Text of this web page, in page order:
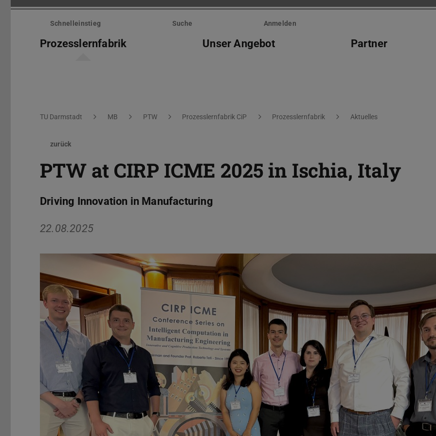
Menü
überspringenSchnelleinstieg Suche Anmelden
Prozesslernfabrik Unser Angebot Partner
Sie befinden sich hier:
TU Darmstadt MB PTW Prozesslernfabrik CiP Prozesslernfabrik Aktuelles
zurück
PTW at CIRP ICME 2025 in Ischia, Italy
Driving Innovation in Manufacturing
22.08.2025